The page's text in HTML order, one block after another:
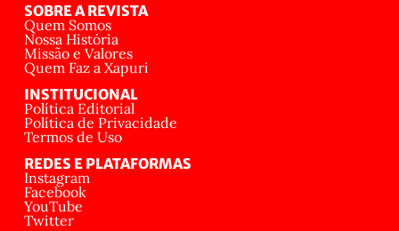
SOBRE A REVISTA
Quem Somos
Nossa História
Missão e Valores
Quem Faz a Xapuri
INSTITUCIONAL
Política Editorial
Política de Privacidade
Termos de Uso
REDES E PLATAFORMAS
Instagram
Facebook
YouTube
Twitter